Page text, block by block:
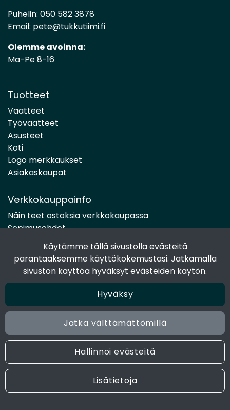
Käytämme tällä sivustolla evästeitä
parantaaksemme käyttökokemustasi. Jatkamalla
sivuston käyttöä hyväksyt evästeiden käytön.
Hyväksy
Jatka välttämättömillä
Hallinnoi evästeitä
Lisätietoja
Puhelin: 050 582 3878
Email: pete@tukkutiimi.fi
Olemme avoinna:
Ma-Pe 8-16
Tuotteet
Vaatteet
Työvaatteet
Asusteet
Koti
Logo merkkaukset
Asiakaskaupat
Verkkokauppainfo
Näin teet ostoksia verkkokaupassa
Sopimusehdot
Toimitustavat
Maksutavat
Tietosuojaseloste
Seuraa sosiaalisessa mediassa
Facebook
Instagram
© 2024 Joen Tukkutiimi. All rights reserved. Site by